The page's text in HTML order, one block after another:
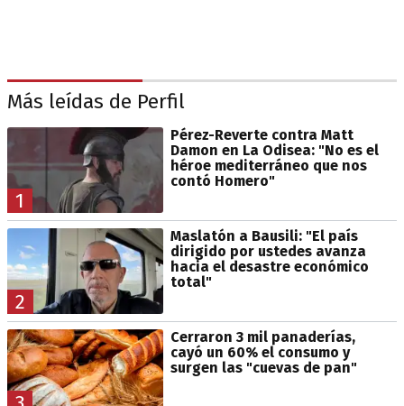
Más leídas de Perfil
1
Pérez-Reverte contra Matt
Damon en La Odisea: "No es el
héroe mediterráneo que nos
contó Homero"
2
Maslatón a Bausili: "El país
dirigido por ustedes avanza
hacia el desastre económico
total"
Cerraron 3 mil panaderías,
cayó un 60% el consumo y
surgen las "cuevas de pan"